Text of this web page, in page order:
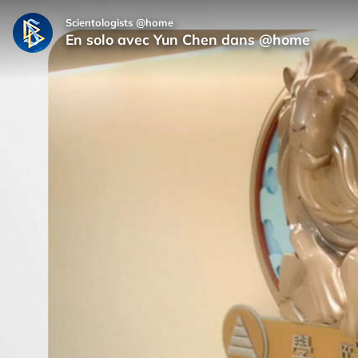
Scientologists @home
En solo avec Yun Chen dans @home